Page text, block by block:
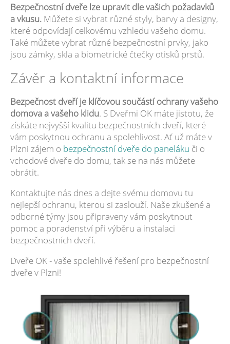
Bezpečnostní dveře lze upravit dle vašich požadavků
a vkusu. Můžete si vybrat různé styly, barvy a designy,
které odpovídají celkovému vzhledu vašeho domu.
Také můžete vybrat různé bezpečnostní prvky, jako
jsou zámky, skla a biometrické čtečky otisků prstů.
Závěr a kontaktní informace
Bezpečnost dveří je klíčovou součástí ochrany vašeho
domova a vašeho klidu. S Dveřmi OK máte jistotu, že
získáte nejvyšší kvalitu bezpečnostních dveří, které
vám poskytnou ochranu a spolehlivost. Ať už máte v
Plzni zájem o bezpečnostní dveře do paneláku či o
vchodové dveře do domu, tak se na nás můžete
obrátit.
Kontaktujte nás dnes a dejte svému domovu tu
nejlepší ochranu, kterou si zaslouží. Naše zkušené a
odborné týmy jsou připraveny vám poskytnout
pomoc a poradenství při výběru a instalaci
bezpečnostních dveří.
Dveře OK - vaše spolehlivé řešení pro bezpečnostní
dveře v Plzni!